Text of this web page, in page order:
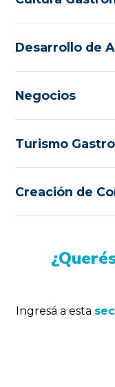
Desarrollo de
Negocios
Turismo
Creación de
Ingresá a esta